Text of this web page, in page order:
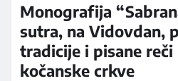
Monografija
sutra, na Vidovdan,
tradicije i pisane
kočanske crkve